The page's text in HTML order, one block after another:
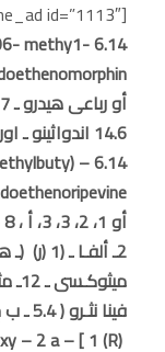
[the_ad id=”1113″]
methy1- 6.14
14.6 اندواثينو ـ اوربيافين .
– 6.14
فينا نثـرو ( 5.4 ـ ب ج د ) فيوران .
– 2 a – [ 1 (R)